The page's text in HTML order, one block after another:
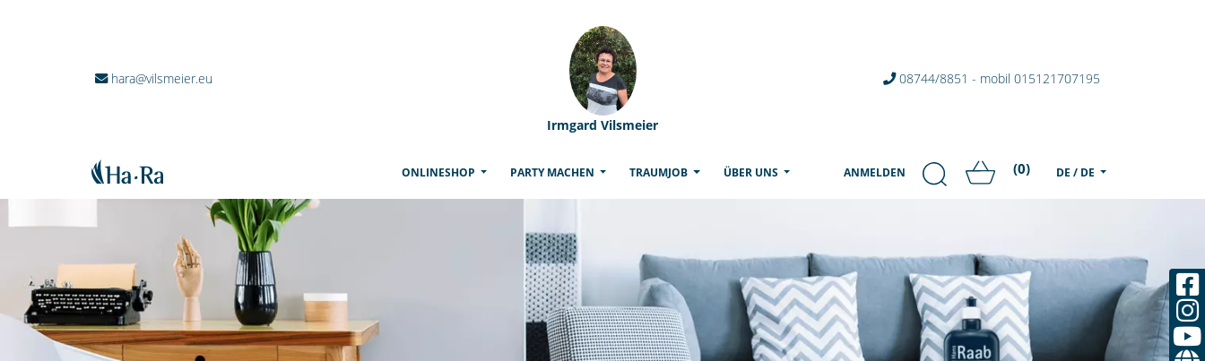
hara@vilsmeier.eu
Irmgard Vilsmeier
08744/8851 - mobil 015121707195
ONLINESHOP (CURRENT)PARTY MACHEN TRAUMJOB ÜBER UNS ANMELDEN (0) DE / DE